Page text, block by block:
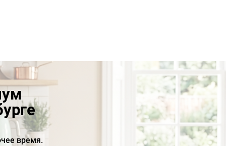
время.